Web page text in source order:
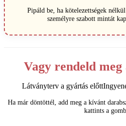
Pipáld be, ha kötelezettségek
személyre szabott mintát
Vagy rendeld meg
Látványterv a gyártás előtt
Ha már döntöttél, add meg a kívánt
kattints a